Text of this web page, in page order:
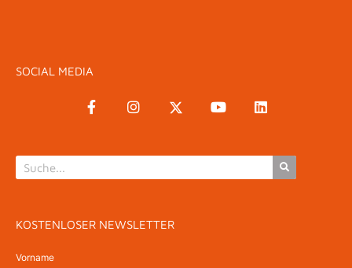
SOCIAL MEDIA
KOSTENLOSER NEWSLETTER
Vorname